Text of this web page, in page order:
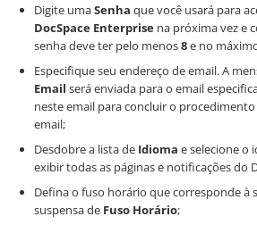
Digite umaSenha que você usará para
DocSpace Enterprise na próxima vez e
senha deve ter pelo menos8e no
Especifique seu endereço de email. A
Email será enviada para o email
neste email para concluir o
email;
Desdobre a lista de Idioma e selecione o
exibir todas as páginas e notificações do
Defina o fuso horário que corresponde à
suspensa de Fuso Horário;